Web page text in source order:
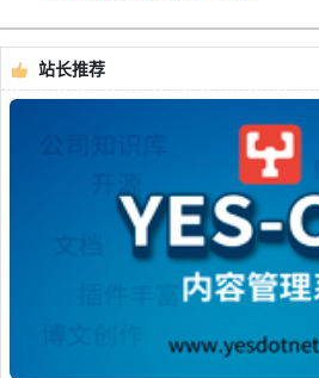
站长推荐